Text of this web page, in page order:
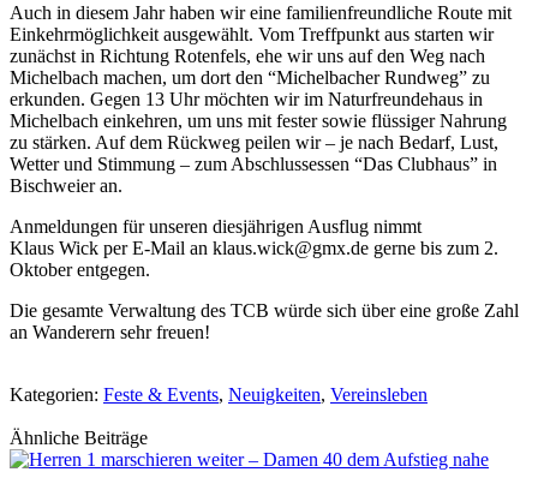
Auch in diesem Jahr haben wir eine familienfreundliche Route mit
Einkehrmöglichkeit ausgewählt. Vom Treffpunkt aus starten wir
zunächst in Richtung Rotenfels, ehe wir uns auf den Weg nach
Michelbach machen, um dort den “Michelbacher Rundweg” zu
erkunden. Gegen 13 Uhr möchten wir im Naturfreundehaus in
Michelbach einkehren, um uns mit fester sowie flüssiger Nahrung
zu stärken. Auf dem Rückweg peilen wir – je nach Bedarf, Lust,
Wetter und Stimmung – zum Abschlussessen “Das Clubhaus” in
Bischweier an.
Anmeldungen für unseren diesjährigen Ausflug nimmt
Klaus Wick per E-Mail an klaus.wick@gmx.de gerne bis zum 2.
Oktober entgegen.
Die gesamte Verwaltung des TCB würde sich über eine große Zahl
an Wanderern sehr freuen!
Kategorien: Feste & Events, Neuigkeiten, Vereinsleben
Ähnliche Beiträge